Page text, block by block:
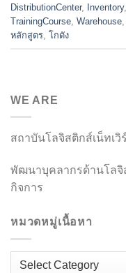
DistributionCenter, Inventory,
TrainingCourse Warehouse
หลักสูตร โกดัง
WE ARE
สถาบันโลจิสติกส์เน็ทเวิ
พัฒนาบุคลากรด้านโลจิ
กิจการ
หมวดหมู่เนื้อหา
หมวด